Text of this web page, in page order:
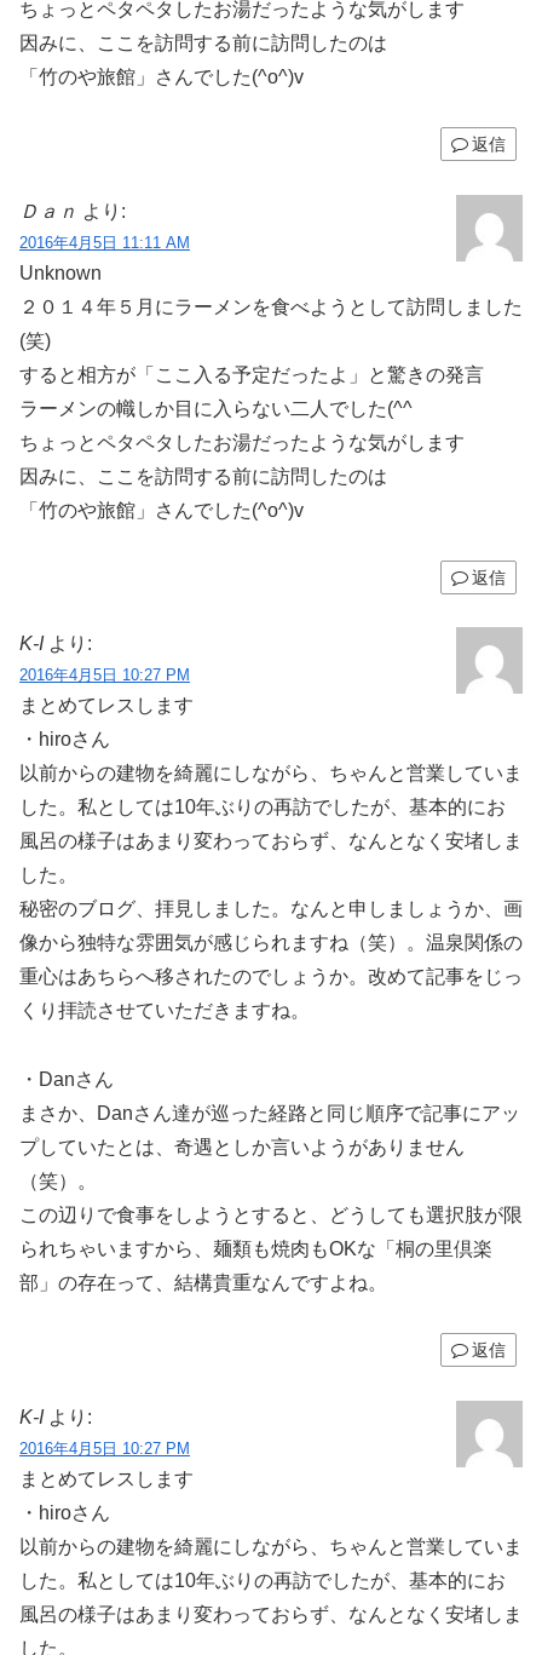
ちょっとペタペタしたお湯だったような気がします
因みに、ここを訪問する前に訪問したのは
「竹のや旅館」さんでした(^o^)v
返信
Ｄａｎ より:
2016年4月5日 11:11 AM
Unknown
２０１４年５月にラーメンを食べようとして訪問しました
(笑)
すると相方が「ここ入る予定だったよ」と驚きの発言
ラーメンの幟しか目に入らない二人でした(^^ゞ
ちょっとペタペタしたお湯だったような気がします
因みに、ここを訪問する前に訪問したのは
「竹のや旅館」さんでした(^o^)v
返信
K-I より:
2016年4月5日 10:27 PM
まとめてレスします
・hiroさん
以前からの建物を綺麗にしながら、ちゃんと営業していま
した。私としては10年ぶりの再訪でしたが、基本的にお
風呂の様子はあまり変わっておらず、なんとなく安堵しま
した。
秘密のブログ、拝見しました。なんと申しましょうか、画
像から独特な雰囲気が感じられますね（笑）。温泉関係の
重心はあちらへ移されたのでしょうか。改めて記事をじっ
くり拝読させていただきますね。
・Danさん
まさか、Danさん達が巡った経路と同じ順序で記事にアッ
プしていたとは、奇遇としか言いようがありません
（笑）。
この辺りで食事をしようとすると、どうしても選択肢が限
られちゃいますから、麺類も焼肉もOKな「桐の里倶楽
部」の存在って、結構貴重なんですよね。
返信
K-I より:
2016年4月5日 10:27 PM
まとめてレスします
・hiroさん
以前からの建物を綺麗にしながら、ちゃんと営業していま
した。私としては10年ぶりの再訪でしたが、基本的にお
風呂の様子はあまり変わっておらず、なんとなく安堵しま
した。